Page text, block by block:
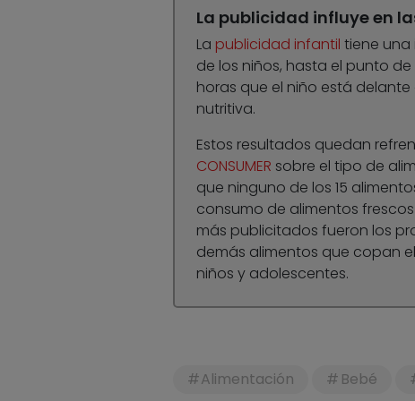
La publicidad influye en
La publicidad infantil tiene una
de los niños, hasta el punto
horas que el niño está delante
nutritiva.
Estos resultados quedan
CONSUMER sobre el tipo de
que ninguno de los 15
consumo de alimentos
más publicitados fueron los
demás alimentos que copan
niños y adolescentes.
Alimentación Bebé